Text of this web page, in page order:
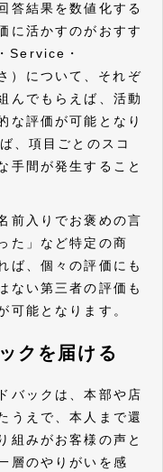
答結果を数値化する
に活かすのがおすす
Service・
）について、それぞ
んでもらえば、活動
な評価が可能となり
、項目ごとのスコ
手間が発生すること
前入りでお褒めの言
た」など特定の商
ば、個々の評価にも
ない第三者の評価も
可能となります。
クを届ける
バックは、本部や店
うえで、本人まで還
組みがお客様の声と
層のやりがいを感